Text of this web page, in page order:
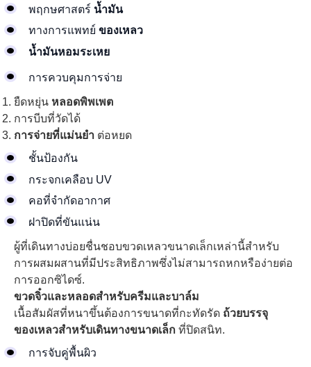
พฤกษศาสตร์ น้ำมัน
ทางการแพทย์ ของเหลว
น้ำมันหอมระเหย
การควบคุมการจ่าย
ยืดหยุ่น หลอดพิพเพต
การบีบที่วัดได้
การจ่ายที่แม่นยำ ต่อหยด
ชั้นป้องกัน
กระจกเคลือบ UV
คอที่จำกัดอากาศ
ฝาปิดที่ขันแน่น
ผู้ที่เดินทางบ่อยชื่นชอบขวดเหลวขนาดเล็กเหล่านี้สำหรับ
การผสมผสานที่มีประสิทธิภาพซึ่งไม่สามารถหกหรือง่ายต่อ
การออกซิไดซ์.
ขวดจิ๋วและหลอดสำหรับครีมและบาล์ม
เนื้อสัมผัสที่หนาขึ้นต้องการขนาดที่กะทัดรัด ถ้วยบรรจุ
ของเหลวสำหรับเดินทางขนาดเล็ก ที่ปิดสนิท.
การจับคู่พื้นผิว